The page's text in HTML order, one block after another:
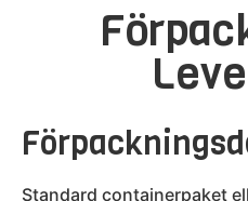
Standard containerpaket